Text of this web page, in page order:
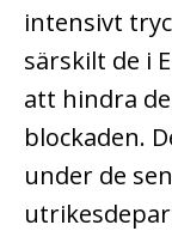
intensivt
särskilt de i
att hindra
blockaden.
under de